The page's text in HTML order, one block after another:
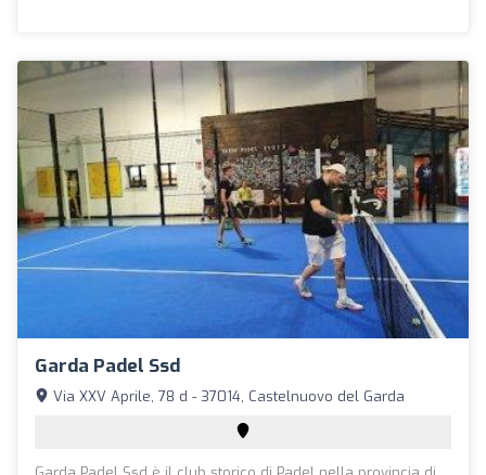
Garda Padel Ssd
Via XXV Aprile, 78 d - 37014, Castelnuovo del Garda